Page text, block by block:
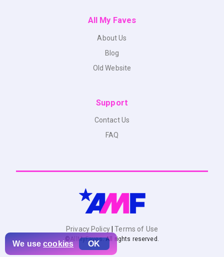
All My Faves
About Us
Blog
Old Website
Support
Contact Us
FAQ
Privacy Policy Terms of Use
© AllMyFaves. All rights reserved.
We usecookies OK